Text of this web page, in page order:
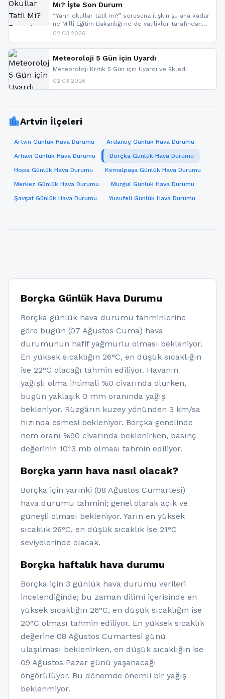
Mı? İşte Son Durum
“Yarın okullar tatil mi?” sorusuna ilişkin şu ana kadar
ne Millî Eğitim Bakanlığı ne de valilikler tarafından
yapılmış resmi bir tatil açıklaması bulunmamaktadır.
paylaşacağız. En hızlı şekilde haberdar olmak için
sitemizi takip edebilir ve bildirimleri açabilirsiniz.
02.03.2026
Meteoroloji 5 Gün için Uyardı
Meteoroloji Kritik 5 Gün için Uyardı ve Ekledi
02.03.2026
location_cityArtvin İlçeleri
Artvin Günlük Hava Durumu
Ardanuç Günlük Hava Durumu
Arhavi Günlük Hava Durumu
Borçka Günlük Hava Durumu
Hopa Günlük Hava Durumu
Kemalpaşa Günlük Hava Durumu
Merkez Günlük Hava Durumu
Murgul Günlük Hava Durumu
Şavşat Günlük Hava Durumu
Yusufeli Günlük Hava Durumu
Borçka Günlük Hava Durumu
Borçka günlük hava durumu tahminlerine
göre bugün (07 Ağustos Cuma) hava
durumunun hafif yağmurlu olması bekleniyor.
En yüksek sıcaklığın 26°C, en düşük sıcaklığın
ise 22°C olacağı tahmin ediliyor. Havanın
yağışlı olma ihtimali %0 civarında olurken,
bugün yaklaşık 0 mm oranında yağış
bekleniyor. Rüzgârın kuzey yönünden 3 km/sa
hızında esmesi bekleniyor. Borçka genelinde
nem oranı %90 civarında beklenirken, basınç
değerinin 1013 mb olması tahmin ediliyor.
Borçka yarın hava nasıl olacak?
Borçka için yarınki (08 Ağustos Cumartesi)
hava durumu tahmini; genel olarak açık ve
güneşli olması bekleniyor. Yarın en yüksek
sıcaklık 26°C, en düşük sıcaklık ise 21°C
seviyelerinde olacak.
Borçka haftalık hava durumu
Borçka için 3 günlük hava durumu verileri
incelendiğinde; bu zaman dilimi içerisinde en
yüksek sıcaklığın 26°C, en düşük sıcaklığın ise
20°C olması tahmin ediliyor. En yüksek sıcaklık
değerine 08 Ağustos Cumartesi günü
ulaşılması beklenirken, en düşük sıcaklığın ise
09 Ağustos Pazar günü yaşanacağı
öngörülüyor. Bu dönemde önemli bir yağış
beklenmiyor.